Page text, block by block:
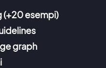
(+20 esempi)
graph